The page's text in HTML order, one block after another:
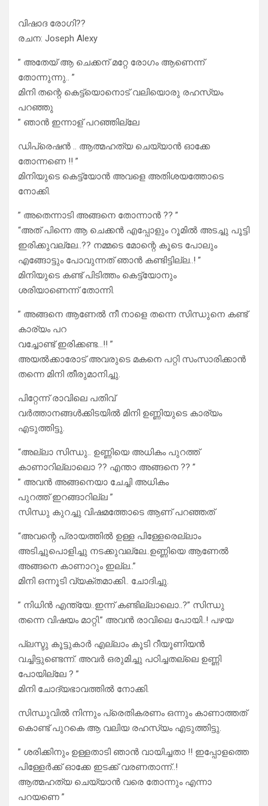
വിഷാദ രോഗി??
രചന: Joseph Alexy
” അതേയ് ആ ചെക്കന് മറ്റേ രോഗം ആണെന്ന്
തോന്നുന്നു.. ”
മിനി തന്റെ കെട്ട്യൊനൊട് വലിയൊരു രഹസ്യം
പറഞ്ഞു
” ഞാൻ ഇന്നാള് പറഞ്ഞില്ലേ
ഡിപ്രെഷൻ .. ആത്മഹത്യ ചെയ്യാൻ ഓക്കേ
തോന്നണെ !! ”
മിനിയുടെ കെട്ട്യോൻ അവളെ അതിശയത്തോടെ
നോക്കി.
” അതെന്നാടി അങ്ങനെ തോന്നാൻ ?? ”
“അത് പിന്നെ ആ ചെക്കൻ എപ്പോളും റൂമിൽ അടച്ചു പൂട്ടി
ഇരിക്കുവല്ലേ..?? നമ്മടെ മോന്റെ കൂടെ പോലും
എങ്ങോട്ടും പോവുന്നത് ഞാൻ കണ്ടിട്ടില്ല..! ”
മിനിയുടെ കണ്ട് പിടിത്തം കെട്ട്യോനും
ശരിയാണെന്ന് തോന്നി.
” അങ്ങനെ ആണേൽ നീ നാളെ തന്നെ സിന്ധുനെ കണ്ട്
കാര്യം പറ
വച്ചോണ്ട് ഇരിക്കണ്ട…!! ”
അയൽക്കാരോട് അവരുടെ മകനെ പറ്റി സംസാരിക്കാൻ
തന്നെ മിനി തീരുമാനിച്ചു.
പിറ്റേന്ന് രാവിലെ പതിവ്
വർത്താനങ്ങൾക്കിടയിൽ മിനി ഉണ്ണിയുടെ കാര്യം
എടുത്തിട്ടു.
“അല്ലാ സിന്ധു.. ഉണ്ണിയെ അധികം പുറത്ത്
കാണാറില്ലാലൊ ?? എന്താ അങ്ങനെ ?? ”
” അവൻ അങ്ങനെയാ ചേച്ചി അധികം
പുറത്ത് ഇറങ്ങാറില്ല ”
സിന്ധു കുറച്ചു വിഷമത്തോടെ ആണ് പറഞ്ഞത്
“അവന്റെ പ്രായത്തിൽ ഉള്ള പിള്ളേരെല്ലാം
അടിച്ചുപൊളിച്ചു നടക്കുവല്ലേ..ഉണ്ണിയെ ആണേൽ
അങ്ങനെ കാണാറും ഇല്ല..”
മിനി ഒന്നൂടി വ്യക്തമാക്കി.. ചോദിച്ചു.
” നിധിൻ എന്ത്യേ..ഇന്ന് കണ്ടില്ലാലൊ..?” സിന്ധു
തന്നെ വിഷയം മാറ്റി.” അവൻ രാവിലെ പോയി..! പഴയ
പ്ലസ്ടു കൂട്ടുകാർ എല്ലാം കൂടി റീയൂണിയൻ
വച്ചിട്ടുണ്ടെന്ന്. അവർ ഒരുമിച്ചു പഠിച്ചതല്ലെ ഉണ്ണി
പോയില്ലേ ? ”
മിനി ചോദ്യഭാവത്തിൽ നോക്കി.
സിന്ധുവിൽ നിന്നും പ്രെതികരണം ഒന്നും കാണാത്തത്
കൊണ്ട് പുറകെ ആ വലിയ രഹസ്യം എടുത്തിട്ടു.
” ശരിക്കിനും ഉള്ളതാടി ഞാൻ വായിച്ചതാ !! ഇപ്പോളത്തെ
പിള്ളേർക്ക് ഓക്കേ ഇടക്ക് വരണതാന്ന്..!
ആത്മഹത്യ ചെയ്യാൻ വരെ തോന്നും എന്നാ
പറയണെ ”